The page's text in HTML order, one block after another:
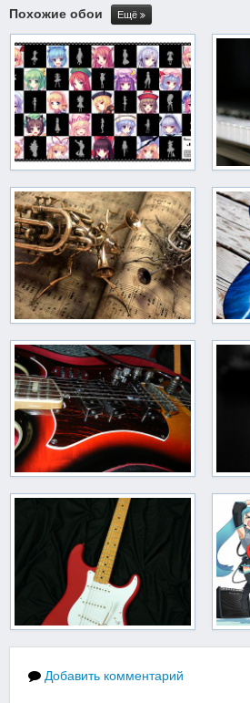
Похожие обои Ещё
Добавить комментарий